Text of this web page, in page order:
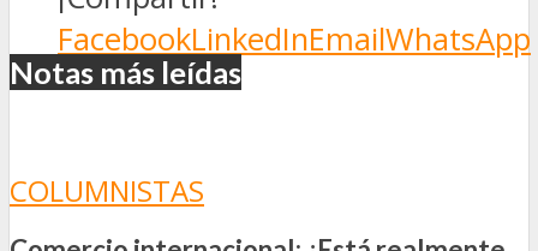
FacebookLinkedInEmailWhatsApp
Notas más leídas
COLUMNISTAS